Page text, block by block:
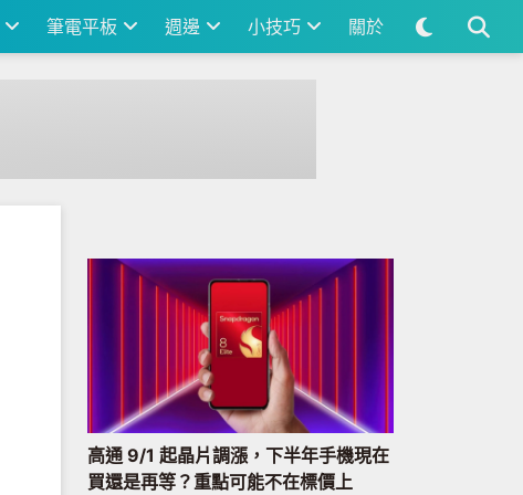
筆電平板 週邊 小技巧 關於
高通 9/1 起晶片調漲，下半年手機現在
買還是再等？重點可能不在標價上